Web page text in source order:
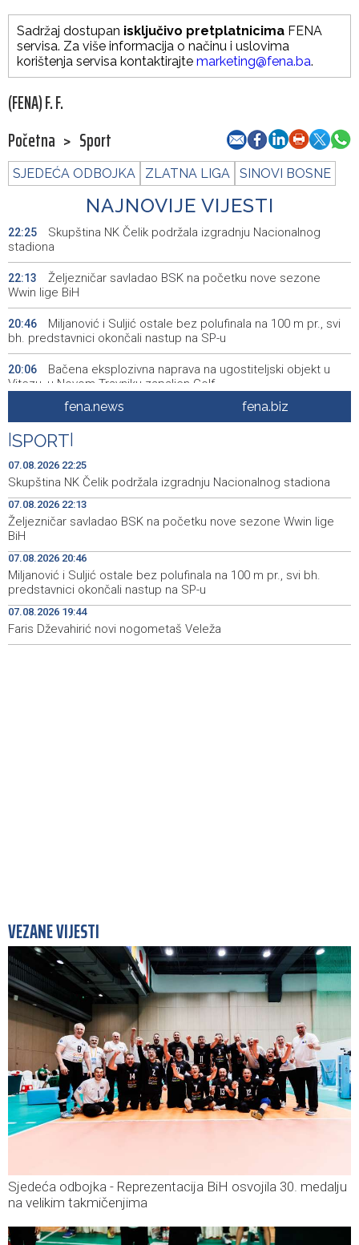
Sadržaj dostupan isključivo pretplatnicima FENA
servisa. Za više informacija o načinu i uslovima
korištenja servisa kontaktirajte marketing@fena.ba.
(FENA) F. F.
Početna > Sport
SJEDEĆA ODBOJKA ZLATNA LIGA SINOVI BOSNE
NAJNOVIJE VIJESTI
22:25
Skupština NK Čelik podržala izgradnju Nacionalnog
stadiona
22:13
Željezničar savladao BSK na početku nove sezone
Wwin lige BiH
20:46
Miljanović i Suljić ostale bez polufinala na 100 m pr., svi
bh. predstavnici okončali nastup na SP-u
20:06
Bačena eksplozivna naprava na ugostiteljski objekt u
Vitezu, u Novom Travniku zapaljen Golf
Galerija ULUPUBiH otvara novu izlagačku sezonu,
predstavlja novi izlagački program
19:44 Faris Dževahirić novi nogometaš Veleža
19:21 Announcement of events for Saturday, 8 August 2026
19:10
Rudari Milanovića ubijedili da ode kući, Memčić se već
ponovo vratio u jamu 'Raspotočje'
19:03
Sarajevo Film Festival presents Kinoscope and
Kinoscope Surreal programs
19:00 Najave događaja za 8. 8. 2026. godine (subota)
fena.news fena.biz
SPORT
07.08.2026 22:25
Skupština NK Čelik podržala izgradnju Nacionalnog stadiona
07.08.2026 22:13
Željezničar savladao BSK na početku nove sezone Wwin lige
BiH
07.08.2026 20:46
Miljanović i Suljić ostale bez polufinala na 100 m pr., svi bh.
predstavnici okončali nastup na SP-u
07.08.2026 19:44
Faris Dževahirić novi nogometaš Veleža
VEZANE VIJESTI
Sjedeća odbojka - Reprezentacija BiH osvojila 30. medalju
na velikim takmičenjima